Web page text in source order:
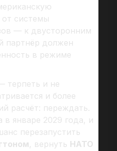
системы
— к двусторонним
партнёр должен
в режиме
терпеть и не
и более
расчёт: переждать.
в январе 2029 года, и
перезапустить
, вернуть НАТО